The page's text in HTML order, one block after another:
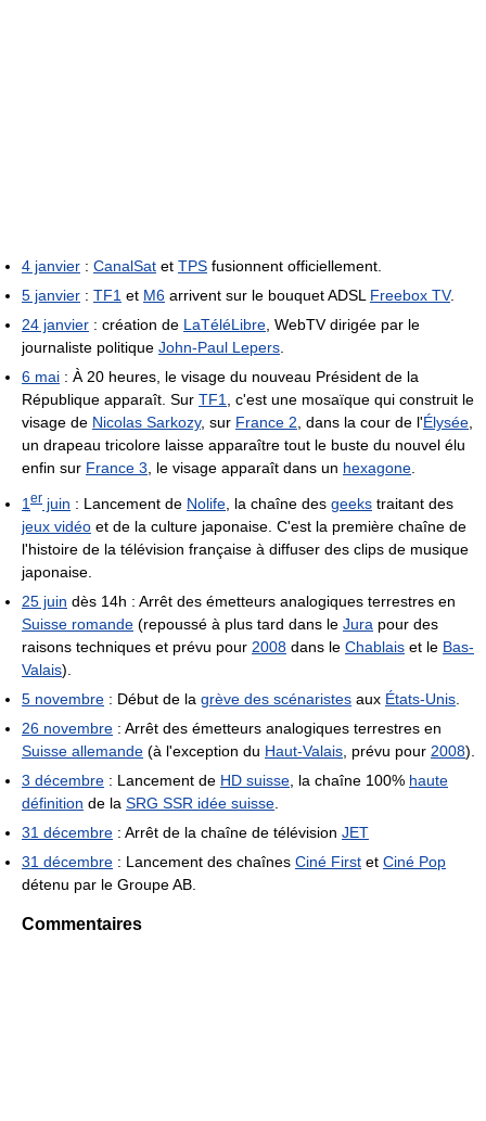
4 janvier : CanalSat et TPS fusionnent officiellement.
5 janvier : TF1 et M6 arrivent sur le bouquet ADSL Freebox TV.
24 janvier : création de LaTéléLibre , WebTV dirigée par le
journaliste politique John-Paul Lepers
6 mai : À 20 heures, le visage du nouveau Président de la
République apparaît. Sur TF1
, c'est une mosaïque qui construit le
visage de Nicolas Sarkozy, sur France 2 , dans la cour de l'Élysée
un drapeau tricolore laisse apparaître tout le buste du nouvel élu
enfin sur France 3 , le visage apparaît dans un hexagone
1 er juin : Lancement de Nolife , la chaîne des geeks traitant des
jeux vidéo et de la culture japonaise. C'est la première chaîne de
l'histoire de la télévision française à diffuser des clips de musique
japonaise.
25 juin dès 14h : Arrêt des émetteurs analogiques terrestres en
Suisse romande (repoussé à plus tard dans le Jura pour des
raisons techniques et prévu pour 2008 dans le Chablais et le Bas-
Valais).
5 novembre : Début de la grève des scénaristes aux États-Unis
26 novembre : Arrêt des émetteurs analogiques terrestres en
Suisse allemande (à l'exception du Haut-Valais , prévu pour 2008).
3 décembre : Lancement de HD suisse , la chaîne 100% haute
définition de la SRG SSR idée suisse
31 décembre : Arrêt de la chaîne de télévision JET
31 décembre : Lancement des chaînes Ciné First et Ciné Pop
détenu par le Groupe AB.
Commentaires